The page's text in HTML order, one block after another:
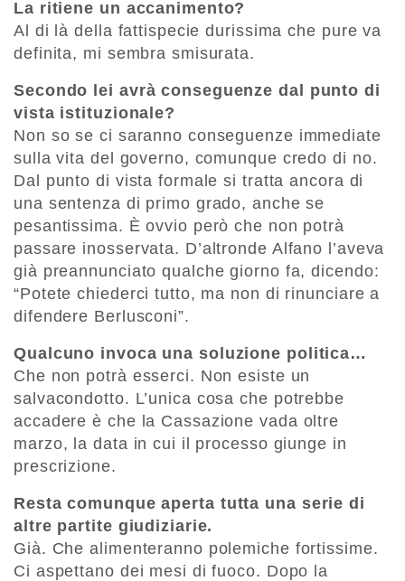
La ritiene un accanimento?
Al di là della fattispecie durissima che pure va
definita, mi sembra smisurata.
Secondo lei avrà conseguenze dal punto di
vista istituzionale?
Non so se ci saranno conseguenze immediate
sulla vita del governo, comunque credo di no.
Dal punto di vista formale si tratta ancora di
una sentenza di primo grado, anche se
pesantissima. È ovvio però che non potrà
passare inosservata. D’altronde Alfano l’aveva
già preannunciato qualche giorno fa, dicendo:
“Potete chiederci tutto, ma non di rinunciare a
difendere Berlusconi”.
Qualcuno invoca una soluzione politica…
Che non potrà esserci. Non esiste un
salvacondotto. L’unica cosa che potrebbe
accadere è che la Cassazione vada oltre
marzo, la data in cui il processo giunge in
prescrizione.
Resta comunque aperta tutta una serie di
altre partite giudiziarie.
Già. Che alimenteranno polemiche fortissime.
Ci aspettano dei mesi di fuoco. Dopo la